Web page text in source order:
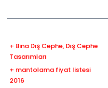
+ Bina Dış Cephe, Dış Cephe
Tasarımları
+ mantolama fiyat listesi
2016